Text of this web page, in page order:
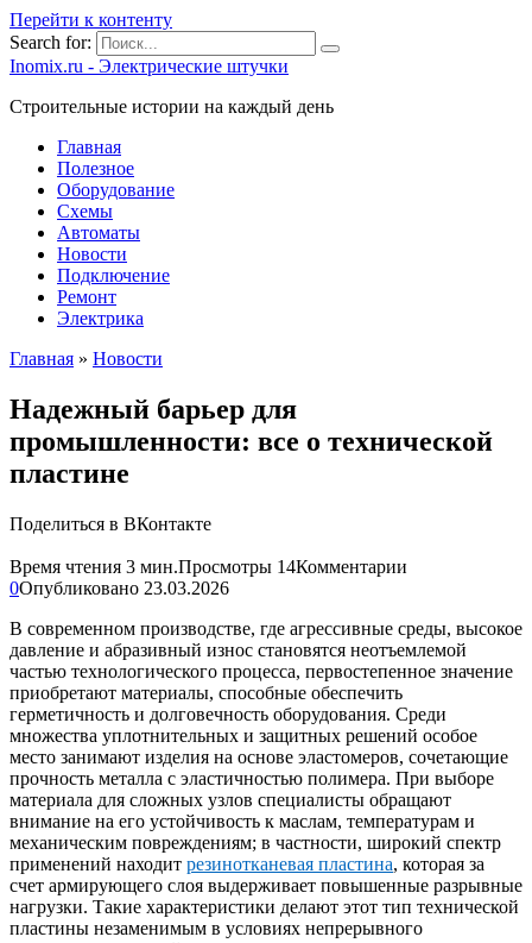
Перейти к контенту
Search for:
Inomix.ru - Электрические штучки
Cтроительные истории на каждый день
Главная
Полезное
Оборудование
Схемы
Автоматы
Новости
Подключение
Ремонт
Электрика
Главная » Новости
Надежный барьер для
промышленности: все о технической
пластине
Поделиться в ВКонтакте
Время чтения 3 мин.Просмотры 14Комментарии
0Опубликовано 23.03.2026
В современном производстве, где агрессивные среды, высокое
давление и абразивный износ становятся неотъемлемой
частью технологического процесса, первостепенное значение
приобретают материалы, способные обеспечить
герметичность и долговечность оборудования. Среди
множества уплотнительных и защитных решений особое
место занимают изделия на основе эластомеров, сочетающие
прочность металла с эластичностью полимера. При выборе
материала для сложных узлов специалисты обращают
внимание на его устойчивость к маслам, температурам и
механическим повреждениям; в частности, широкий спектр
применений находит резинотканевая пластина, которая за
счет армирующего слоя выдерживает повышенные разрывные
нагрузки. Такие характеристики делают этот тип технической
пластины незаменимым в условиях непрерывного